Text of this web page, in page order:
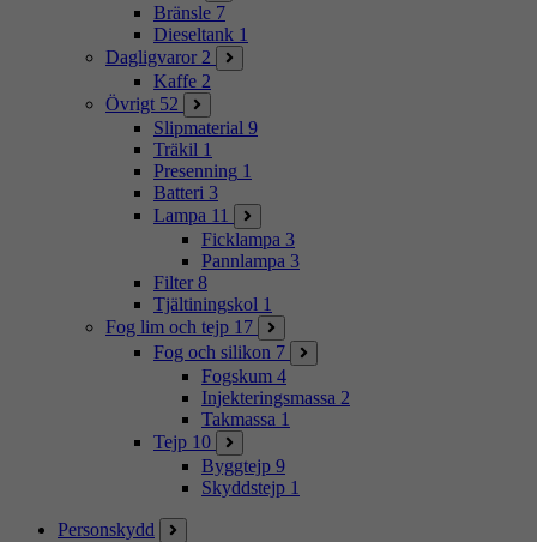
Bränsle 7
Dieseltank 1
Dagligvaror 2
Kaffe 2
Övrigt 52
Slipmaterial 9
Träkil 1
Presenning 1
Batteri 3
Lampa 11
Ficklampa 3
Pannlampa 3
Filter 8
Tjältiningskol 1
Fog lim och tejp 17
Fog och silikon 7
Fogskum 4
Injekteringsmassa 2
Takmassa 1
Tejp 10
Byggtejp 9
Skyddstejp 1
Personskydd